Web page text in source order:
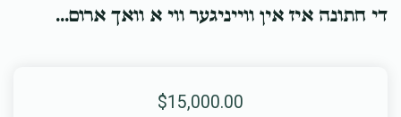
די חתונה איז אין ווייניגער ווי א וואך ארום...
$15,000.00